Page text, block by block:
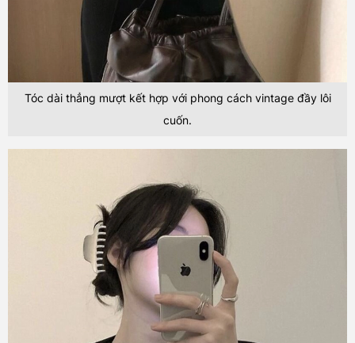
Tóc dài thẳng mượt kết hợp với phong cách vintage đầy lôi
cuốn.